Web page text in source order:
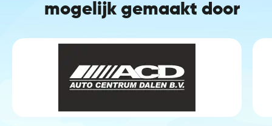
mogelijk gemaakt door